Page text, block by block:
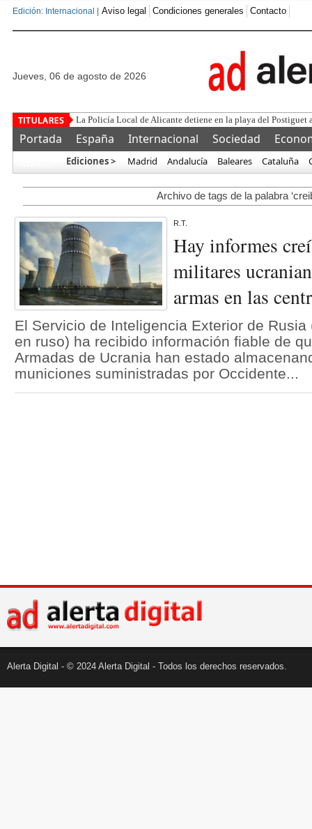
Edición: Internacional | Aviso legal Condiciones generales Contacto
jueves, 06 de agosto de 2026
La Policía Local de Alicante detiene en la playa del Postiguet
Portada España Internacional Sociedad
Ediciones > Madrid Andalucía Baleares Cataluña
Archivo de tags de la palabra
R.T.
Hay informes
militares
armas en las
El Servicio de Inteligencia Exterior de
en ruso) ha recibido información fiable de
Armadas de Ucrania han estado
municiones suministradas por Occidente...
Alerta Digital - © 2024 Alerta Digital - Todos los derechos reservados.